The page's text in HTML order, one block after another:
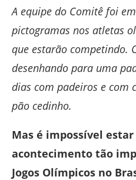
A equipe do Comitê foi
pictogramas nos atletas
que estarão competindo.
desenhando para uma
dias com padeiros e com
pão cedinho.
Mas é impossível
acontecimento tão
Jogos Olímpicos no